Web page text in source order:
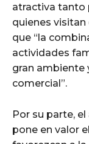
atractiva tanto
quienes visitan
que “la
actividades
gran ambiente
comercial”.
Por su parte,
pone en valor